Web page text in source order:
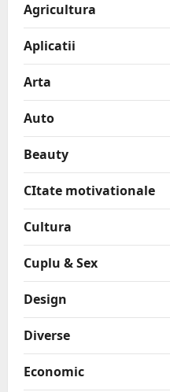
Agricultura
Aplicatii
Arta
Auto
Beauty
CItate motivationale
Cultura
Cuplu & Sex
Design
Diverse
Economic